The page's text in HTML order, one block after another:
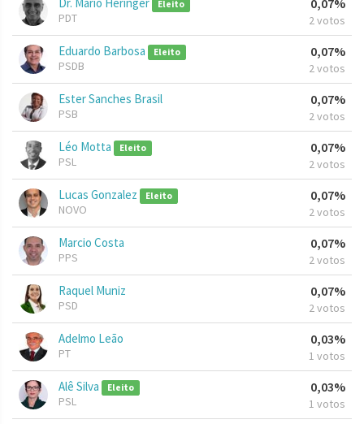
Eleito
PDT
0,07%
2 votos
Eduardo Barbosa Eleito
PSDB
0,07%
2 votos
Ester Sanches Brasil
PSB
0,07%
2 votos
Léo Motta Eleito
PSL
0,07%
2 votos
Lucas Gonzalez Eleito
NOVO
0,07%
2 votos
Marcio Costa
PPS
0,07%
2 votos
Raquel Muniz
PSD
0,07%
2 votos
Adelmo Leão
PT
0,03%
1 votos
Alê Silva Eleito
PSL
0,03%
1 votos